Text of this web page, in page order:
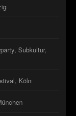
Subkultur,
Köln